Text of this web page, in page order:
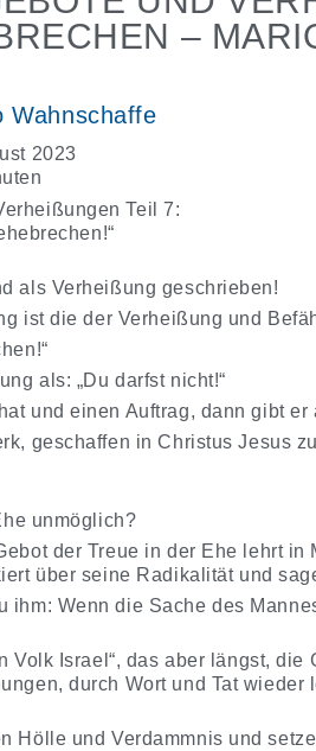
–
Wahnschaffe
2023
Teil 7:
als Verheißung geschrieben!
ist die der Verheißung und
als: „Du darfst nicht!“
und einen Auftrag, dann gibt er
geschaffen in Christus Jesus
unmöglich?
der Treue in der Ehe lehrt in
über seine Radikalität und
ihm: Wenn die Sache des
Volk Israel“, das aber längst,
durch Wort und Tat
Hölle und Verdammnis und